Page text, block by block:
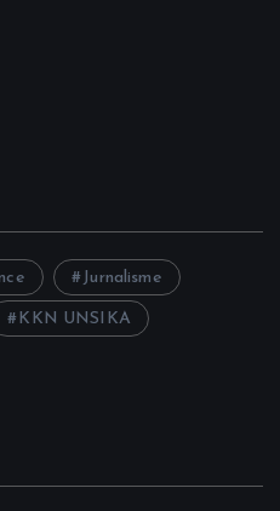
Jurnalisme
KKN UNSIKA